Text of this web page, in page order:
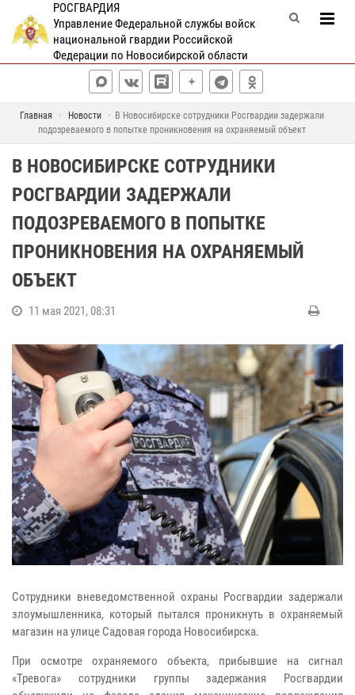
РОСГВАРДИЯ
Управление Федеральной службы войск
национальной гвардии Российской
Федерации по Новосибирской области
Главная Новости
В Новосибирске сотрудники Росгвардии задержали
подозреваемого в попытке проникновения на охраняемый объект
В НОВОСИБИРСКЕ СОТРУДНИКИ
РОСГВАРДИИ ЗАДЕРЖАЛИ
ПОДОЗРЕВАЕМОГО В ПОПЫТКЕ
ПРОНИКНОВЕНИЯ НА ОХРАНЯЕМЫЙ
ОБЪЕКТ
11 мая 2021, 08:31
Сотрудники вневедомственной охраны Росгвардии задержали
злоумышленника, который пытался проникнуть в охраняемый
магазин на улице Садовая города Новосибирска.
При осмотре охраняемого объекта, прибывшие на сигнал
«Тревога» сотрудники группы задержания Росгвардии